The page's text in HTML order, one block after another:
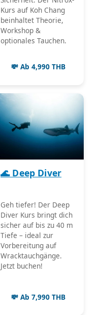
Kurs auf Koh Chang
beinhaltet Theorie,
Workshop &
optionales Tauchen.
💸 Ab 4,990 THB
🌊 Deep Diver
Geh tiefer! Der Deep
Diver Kurs bringt dich
sicher auf bis zu 40 m
Tiefe – ideal zur
Vorbereitung auf
Wracktauchgänge.
Jetzt buchen!
💸 Ab 7,990 THB